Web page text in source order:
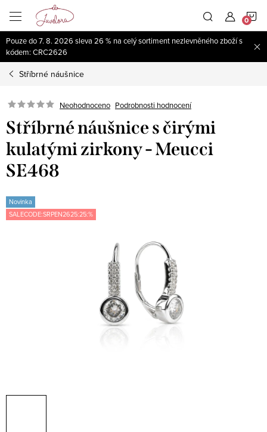
obsah
Pouze do 7. 8. 2026 sleva 26 % na celý sortiment nezlevněného zboží s
kódem: CRC2626
Stříbrné náušnice
Neohodnoceno Podrobnosti hodnocení
Stříbrné náušnice s čirými
kulatými zirkony - Meucci
SE468
Novinka
SALECODE:SRPEN2625:25:%